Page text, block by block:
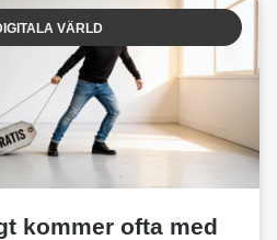
VÄRLD
kommer ofta med